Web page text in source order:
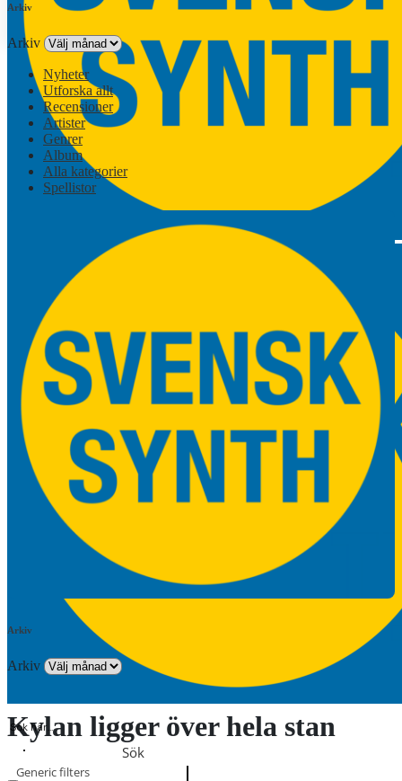
Sök
Generic filters
Arkiv
Arkiv
Nyheter
Utforska allt
Recensioner
Artister
Genrer
Album
Alla kategorier
Spellistor
Arkiv
Arkiv
Kylan ligger över hela stan
2026januari 26, 2023